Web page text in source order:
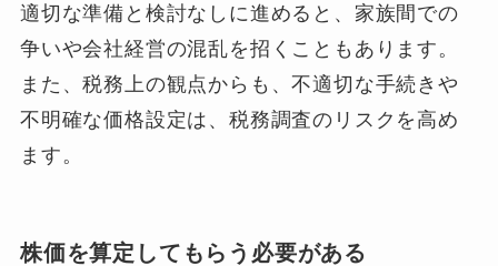
適切な準備と検討なしに進めると、家族間での
争いや会社経営の混乱を招くこともあります。
また、税務上の観点からも、不適切な手続きや
不明確な価格設定は、税務調査のリスクを高め
ます。
株価を算定してもらう必要がある